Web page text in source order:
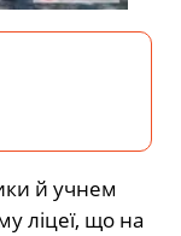
й учнем
ліцеї, що на